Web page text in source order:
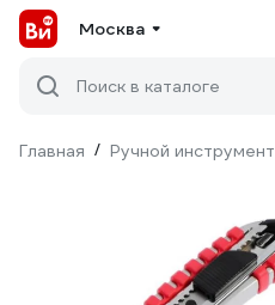
Москва
Поиск в каталоге
Главная / Ручной инструмент